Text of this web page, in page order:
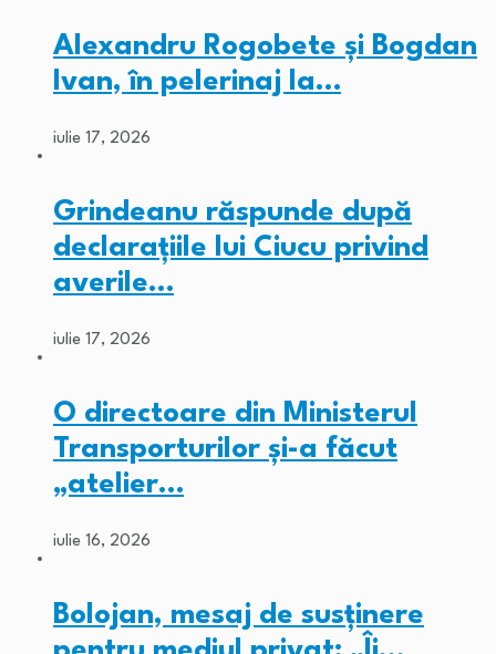
Alexandru Rogobete și Bogdan
Ivan, în pelerinaj la…
iulie 17, 2026
Grindeanu răspunde după
declarațiile lui Ciucu privind
averile…
iulie 17, 2026
O directoare din Ministerul
Transporturilor și-a făcut
„atelier…
iulie 16, 2026
Bolojan, mesaj de susținere